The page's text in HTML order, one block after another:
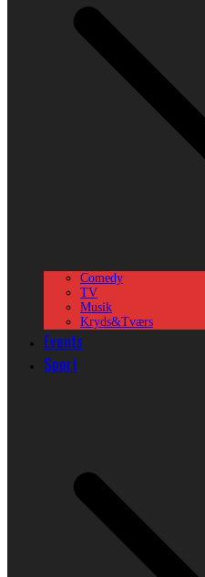
Comedy
TV
Musik
Kryds&Tværs
Events
Sport